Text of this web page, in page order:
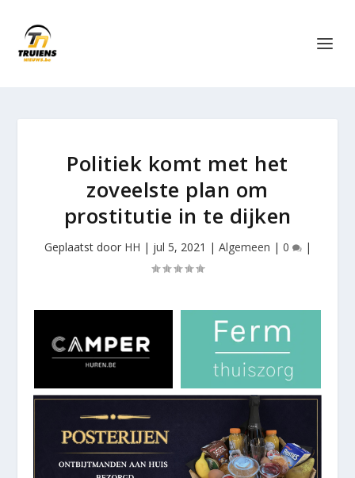
Politiek komt met het
zoveelste plan om
prostitutie in te dijken
Geplaatst door HH | jul 5, 2021 | Algemeen | 0 |